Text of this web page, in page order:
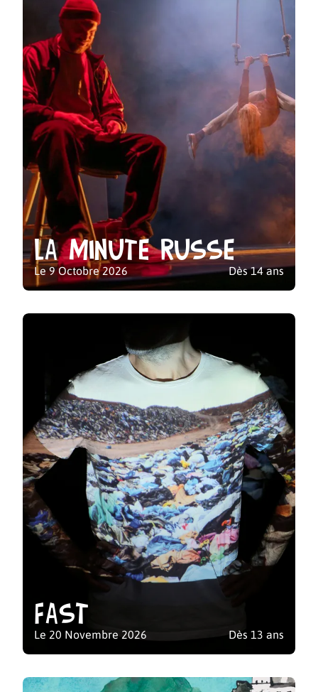
La minute russe
Le 9 Octobre 2026 Dès 14 ans
Fast
Le 20 Novembre 2026 Dès 13 ans